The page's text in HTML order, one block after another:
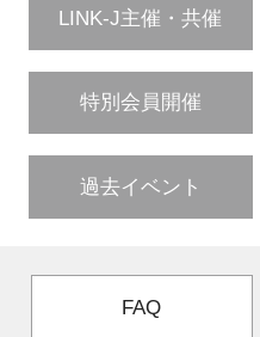
LINK-J主催・共催
特別会員開催
過去イベント
FAQ